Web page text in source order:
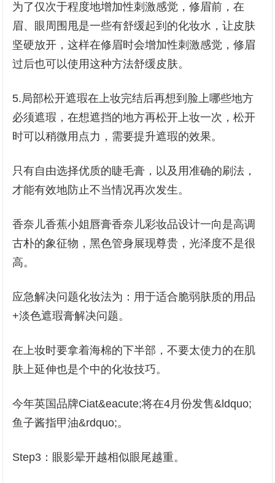
为了仅次于程度地增加性刺激感觉，修眉前，在
眉、眼周围甩是一些有舒缓起到的化妆水，让皮肤
坚硬放开，这样在修眉时会增加性刺激感觉，修眉
过后也可以使用这种方法舒缓皮肤。
5.局部松开遮瑕在上妆完结后再想到脸上哪些地方
必须遮瑕，在想遮挡的地方再松开上妆一次，松开
时可以稍微用点力，需要提升遮瑕的效果。
只有自由选择优质的睫毛膏，以及用准确的刷法，
才能有效地防止不当情况再次发生。
香奈儿香蕉小姐唇膏香奈儿彩妆品设计一向是高调
古朴的象征物，黑色管身展现尊贵，光泽度不是很
高。
应急解决问题化妆法为：用于适合脆弱肤质的用品
+淡色遮瑕膏解决问题。
在上妆时要拿着海棉的下半部，不要太使力的在肌
肤上延伸也是个中的化妆技巧。
今年英国品牌Ciat&eacute;将在4月份发售&ldquo;
鱼子酱指甲油&rdquo;。
Step3：眼影晕开越相似眼尾越重。